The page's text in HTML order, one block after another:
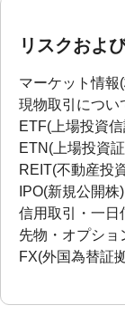
リスクおよ
マーケット情報
現物取引につい
ETF(上場投資
ETN(上場投資
REIT(不動産投
IPO(新規公開
信用取引・一日
先物・オプショ
FX(外国為替証